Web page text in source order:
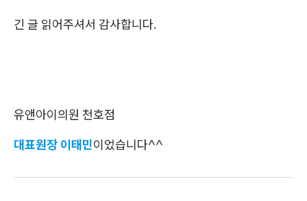
긴 글 읽어주셔서 감사합니다.
유앤아이의원 천호점
대표원장 이태민이었습니다^^